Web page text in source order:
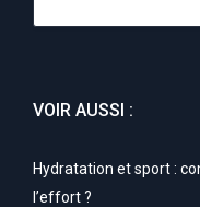
VOIR AUSSI :
Hydratation et sport :
l’effort ?